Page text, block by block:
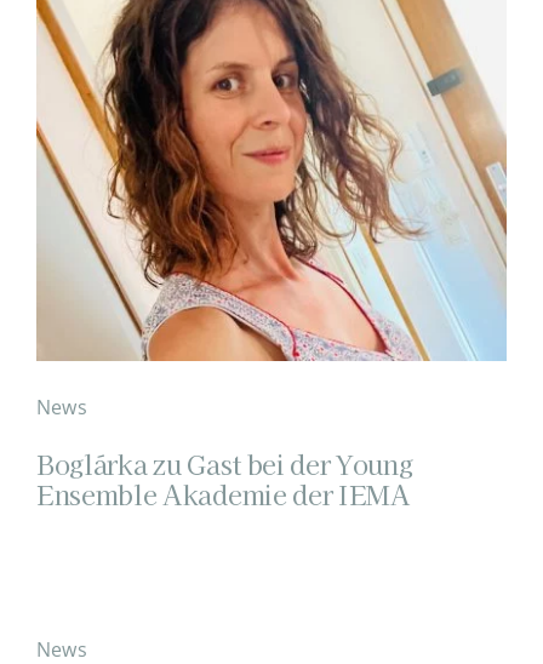
News
Boglárka zu Gast bei der Young
Ensemble Akademie der IEMA
News